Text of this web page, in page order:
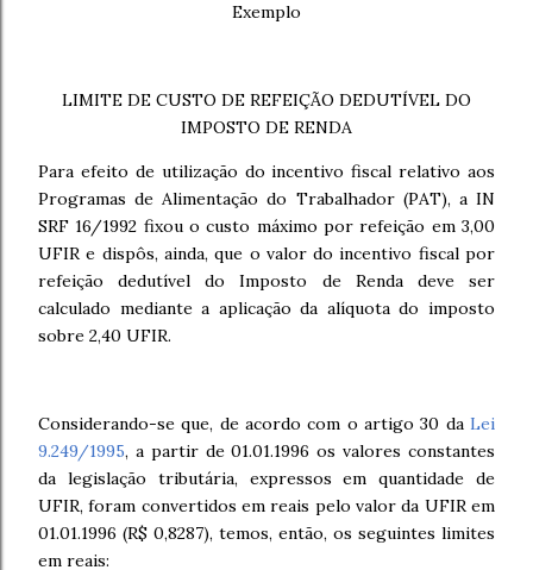
Exemplo
LIMITE DE CUSTO DE REFEIÇÃO DEDUTÍVEL DO
IMPOSTO DE RENDA
Para efeito de utilização do incentivo fiscal relativo aos
Programas de Alimentação do Trabalhador (PAT), a IN
SRF 16/1992 fixou o custo máximo por refeição em 3,00
UFIR e dispôs, ainda, que o valor do incentivo fiscal por
refeição dedutível do Imposto de Renda deve ser
calculado mediante a aplicação da alíquota do imposto
sobre 2,40 UFIR.
Considerando-se que, de acordo com o artigo 30 da Lei
9.249/1995, a partir de 01.01.1996 os valores constantes
da legislação tributária, expressos em quantidade de
UFIR, foram convertidos em reais pelo valor da UFIR em
01.01.1996 (R$ 0,8287), temos, então, os seguintes limites
em reais: